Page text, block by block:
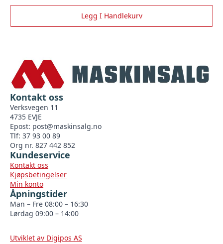
Legg I Handlekurv
Kontakt oss
Verksvegen 11
4735 EVJE
Epost: post@maskinsalg.no
Tlf: 37 93 00 89
Org nr. 827 442 852
Kundeservice
Kontakt oss
Kjøpsbetingelser
Min konto
Åpningstider
Man – Fre 08:00 – 16:30
Lørdag 09:00 – 14:00
Utviklet av Digipos AS